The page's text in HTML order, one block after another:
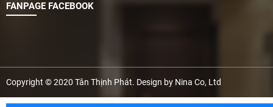
FANPAGE FACEBOOK
Copyright © 2020 Tân Thịnh Phát. Design by Nina Co, Ltd